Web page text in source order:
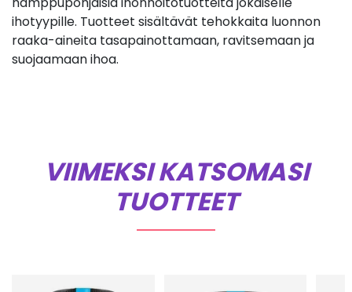
ihotyypille. Tuotteet sisältävät tehokkaita luonnon
raaka-aineita tasapainottamaan, ravitsemaan ja
suojaamaan ihoa.
VIIMEKSI KATSOMASI
TUOTTEET